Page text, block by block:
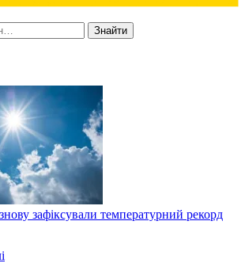
Знайти
зафіксували температурний рекорд